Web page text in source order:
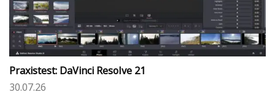
Praxistest: DaVinci Resolve 21
30.07.26